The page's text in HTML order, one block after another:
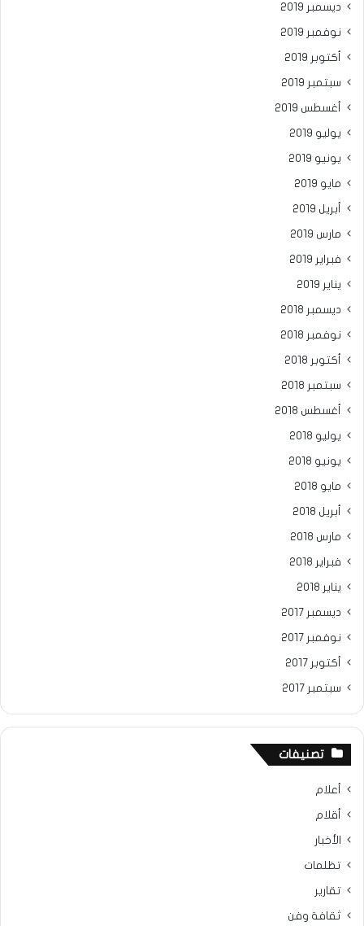
ديسمبر 2019
نوفمبر 2019
أكتوبر 2019
سبتمبر 2019
أغسطس 2019
يوليو 2019
يونيو 2019
مايو 2019
أبريل 2019
مارس 2019
فبراير 2019
يناير 2019
ديسمبر 2018
نوفمبر 2018
أكتوبر 2018
سبتمبر 2018
أغسطس 2018
يوليو 2018
يونيو 2018
مايو 2018
أبريل 2018
مارس 2018
فبراير 2018
يناير 2018
ديسمبر 2017
نوفمبر 2017
أكتوبر 2017
سبتمبر 2017
تصنيفات
أعلام
أقلام
الأخبار
تظلمات
تقارير
ثقافة وفن